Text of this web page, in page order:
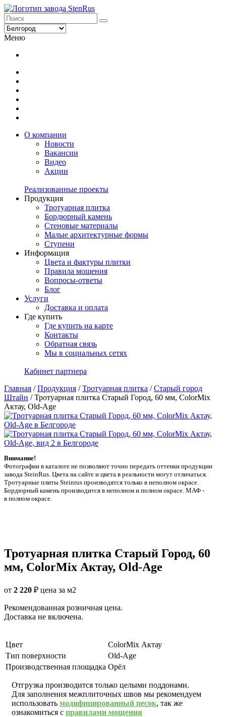
Меню
О компании
Новости
Вакансии
Видео
Акции
Реализованные проекты
Продукция
Тротуарная плитка
Бордюрный камень
Стеновые материалы
Малые архитектурные формы
Ступени
Информация
Цвета и фактуры плитки
Правила мощения
Вопросы-ответы
Блог
Услуги
Доставка и оплата
Где купить
Где купить на карте
Контакты
Обратная связь
Мы в социальных сетях
Кабинет партнера
Главная /Продукция /Тротуарная плитка /Старый город
Штайн /Тротуарная плитка Старый Город, 60 мм, ColorMix
Актау, Old-Age
Внимание!
Фотографии в каталоге не позволяют точно передать оттенки продукции
заводa SteinRus. Цвета на сайте и цвета в реальности могут отличаться.
Тротуарные плиты Steinrus производятся только в неполном окрасе.
Бордюрный камень производится в неполном и полном окрасе. МАФ -
в полном окрасе.
Тротуарная плитка Старый Город, 60
мм, ColorMix Актау, Old-Age
от 2 220 ₽ цена за м2
Рекомендованная розничная цена.
Доставка не включена.
Цвет
ColorMix Актау
Тип поверхности
Old-Age
Производственная площадка Орёл
Отгрузка производится только целыми поддонами.
Для заполнения межплиточных швов мы рекомендуем
использовать модифицированный песок, так же
ознакомиться с правилами мощения